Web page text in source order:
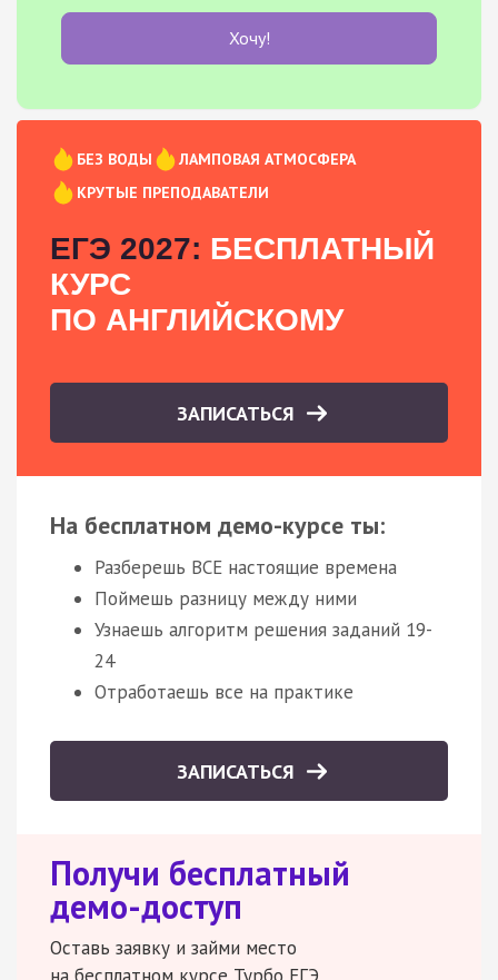
Хочу!
БЕЗ ВОДЫ
ЛАМПОВАЯ АТМОСФЕРА
КРУТЫЕ ПРЕПОДАВАТЕЛИ
ЕГЭ 2027: БЕСПЛАТНЫЙ
КУРС
ПО АНГЛИЙСКОМУ
ЗАПИСАТЬСЯ
На бесплатном демо-курсе ты:
Разберешь ВСЕ настоящие времена
Поймешь разницу между ними
Узнаешь алгоритм решения заданий 19-
24
Отработаешь все на практике
ЗАПИСАТЬСЯ
Получи бесплатный
демо-доступ
Оставь заявку и займи место